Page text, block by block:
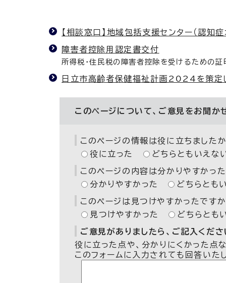
【相談窓口】地域包括支援センター（認知
障害者控除用認定書交付
所得税・住民税の障害者控除を受けるための証
日立市高齢者保健福祉計画2024を策定
このページについて、ご意見をお聞か
このページの情報は役に立ちましたか
役に立った
どちらともいえな
このページの内容は分かりやすかっ
分かりやすかった
どちらとも
このページは見つけやすかったですか
見つけやすかった
どちらとも
ご意見がありましたら、ご記入くだ
役に立った点や、分かりにくかった点
このフォームに入力されても回答いた